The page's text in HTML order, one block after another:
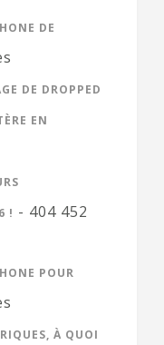
DE
DE DROPPED
EN
! - 404 452
POUR
À QUOI